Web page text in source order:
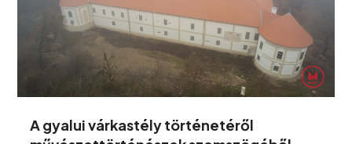
A gyalui várkastély történetéről